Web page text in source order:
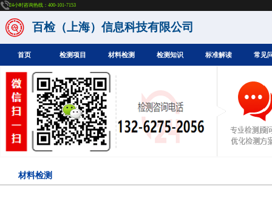
24小时咨询热线：400-101-7153
百检（上海）信息科技有限公司
首页 检测项目 材料检测 检测知识 标准解读 常见
材料检测